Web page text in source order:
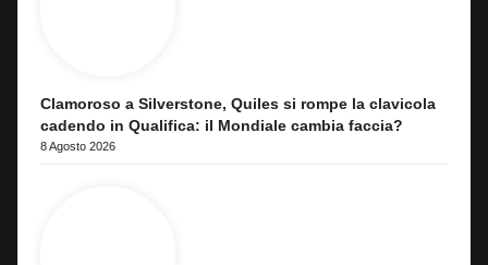
Clamoroso a Silverstone, Quiles si rompe la clavicola
cadendo in Qualifica: il Mondiale cambia faccia?
8 Agosto 2026